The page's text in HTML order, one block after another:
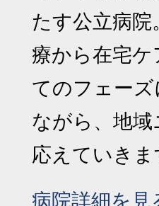
たす公立病院
療から在宅ケ
てのフェーズ
ながら、地域
応えていきま
病院詳細を見